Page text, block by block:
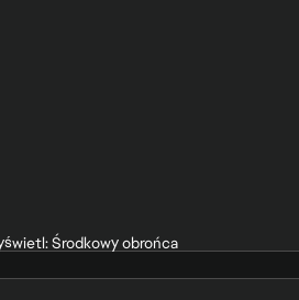
Środkowy obrońca